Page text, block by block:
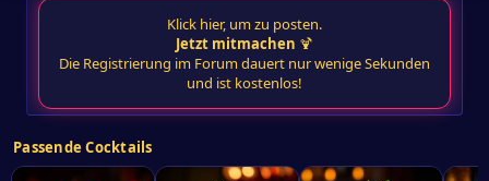
Klick hier, um zu posten.
Jetzt mitmachen 🍹
Die Registrierung im Forum dauert nur wenige Sekunden
und ist kostenlos!
Passende Cocktails